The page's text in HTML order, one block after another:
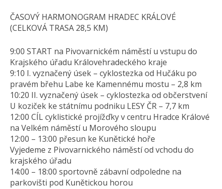
ČASOVÝ HARMONOGRAM HRADEC KRÁLOVÉ
(CELKOVÁ TRASA 28,5 KM)
9:00 START na Pivovarnickém náměstí u vstupu do
Krajského úřadu Královehradeckého kraje
9:10 I. vyznačený úsek – cyklostezka od Hučáku po
pravém břehu Labe ke Kamennému mostu – 2,8 km
10:20 II. vyznačený úsek – cyklostezka od občerstvení
U koziček ke státnímu podniku LESY ČR – 7,7 km
12:00 CÍL cyklistické projížďky v centru Hradce Králové
na Velkém náměstí u Morového sloupu
12:00 – 13:00 přesun ke Kunětické hoře
Vyjedeme z Pivovarnického náměstí od vchodu do
krajského úřadu
14:00 – 18:00 sportovně zábavní odpoledne na
parkovišti pod Kunětickou horou